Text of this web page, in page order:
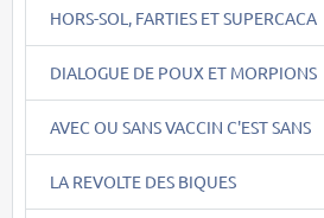
HORS-SOL, FARTIES ET SUPERCACA
DIALOGUE DE POUX ET MORPIONS
AVEC OU SANS VACCIN C'EST SANS
LA REVOLTE DES BIQUES